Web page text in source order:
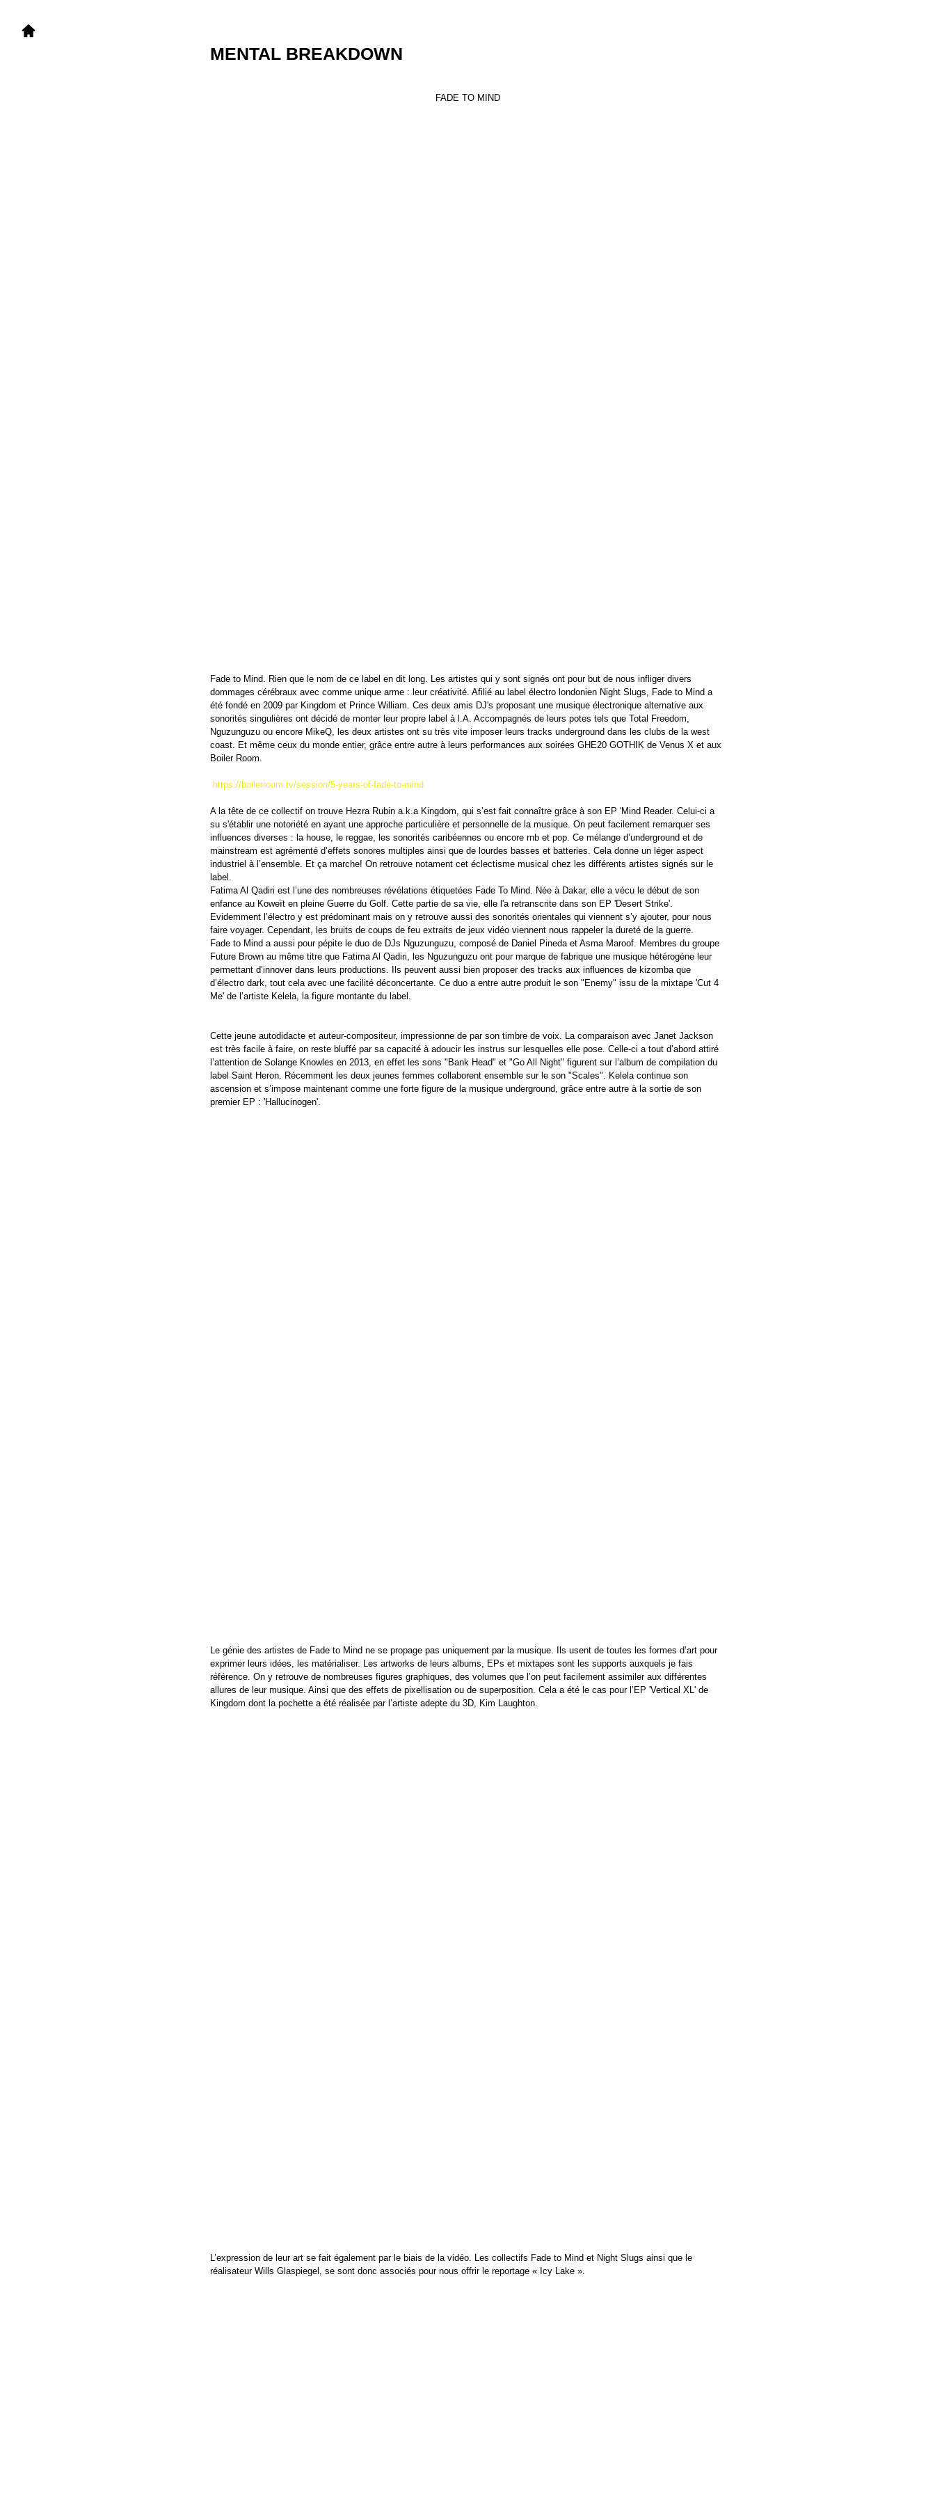
MENTAL BREAKDOWN
FADE TO MIND
Fade to Mind. Rien que le nom de ce label en dit long. Les artistes qui y sont signés ont pour but de nous infliger divers
dommages cérébraux avec comme unique arme : leur créativité. Afilié au label électro londonien Night Slugs, Fade to Mind a
été fondé en 2009 par Kingdom et Prince William. Ces deux amis DJ's proposant une musique électronique alternative aux
sonorités singulières ont décidé de monter leur propre label à l.A. Accompagnés de leurs potes tels que Total Freedom,
Nguzunguzu ou encore MikeQ, les deux artistes ont su très vite imposer leurs tracks underground dans les clubs de la west
coast. Et même ceux du monde entier, grâce entre autre à leurs performances aux soirées GHE20 GOTHIK de Venus X et aux
Boiler Room.
https://boilerroom.tv/session/5-years-of-fade-to-mind
A la tête de ce collectif on trouve Hezra Rubin a.k.a Kingdom, qui s’est fait connaître grâce à son EP 'Mind Reader. Celui-ci a
su s'établir une notoriété en ayant une approche particulière et personnelle de la musique. On peut facilement remarquer ses
influences diverses : la house, le reggae, les sonorités caribéennes ou encore rnb et pop. Ce mélange d’underground et de
mainstream est agrémenté d’effets sonores multiples ainsi que de lourdes basses et batteries. Cela donne un léger aspect
industriel à l’ensemble. Et ça marche! On retrouve notament cet éclectisme musical chez les différents artistes signés sur le
label.
Fatima Al Qadiri est l’une des nombreuses révélations étiquetées Fade To Mind. Née à Dakar, elle a vécu le début de son
enfance au Koweït en pleine Guerre du Golf. Cette partie de sa vie, elle l'a retranscrite dans son EP 'Desert Strike'.
Evidemment l’électro y est prédominant mais on y retrouve aussi des sonorités orientales qui viennent s’y ajouter, pour nous
faire voyager. Cependant, les bruits de coups de feu extraits de jeux vidéo viennent nous rappeler la dureté de la guerre.
Fade to Mind a aussi pour pépite le duo de DJs Nguzunguzu, composé de Daniel Pineda et Asma Maroof. Membres du groupe
Future Brown au même titre que Fatima Al Qadiri, les Nguzunguzu ont pour marque de fabrique une musique hétérogène leur
permettant d’innover dans leurs productions. Ils peuvent aussi bien proposer des tracks aux influences de kizomba que
d’électro dark, tout cela avec une facilité déconcertante. Ce duo a entre autre produit le son "Enemy" issu de la mixtape 'Cut 4
Me' de l’artiste Kelela, la figure montante du label.
Cette jeune autodidacte et auteur-compositeur, impressionne de par son timbre de voix. La comparaison avec Janet Jackson
est très facile à faire, on reste bluffé par sa capacité à adoucir les instrus sur lesquelles elle pose. Celle-ci a tout d’abord attiré
l’attention de Solange Knowles en 2013, en effet les sons "Bank Head" et "Go All Night" figurent sur l’album de compilation du
label Saint Heron. Récemment les deux jeunes femmes collaborent ensemble sur le son "Scales". Kelela continue son
ascension et s’impose maintenant comme une forte figure de la musique underground, grâce entre autre à la sortie de son
premier EP : 'Hallucinogen'.
Le génie des artistes de Fade to Mind ne se propage pas uniquement par la musique. Ils usent de toutes les formes d’art pour
exprimer leurs idées, les matérialiser. Les artworks de leurs albums, EPs et mixtapes sont les supports auxquels je fais
référence. On y retrouve de nombreuses figures graphiques, des volumes que l’on peut facilement assimiler aux différentes
allures de leur musique. Ainsi que des effets de pixellisation ou de superposition. Cela a été le cas pour l’EP 'Vertical XL' de
Kingdom dont la pochette a été réalisée par l’artiste adepte du 3D, Kim Laughton.
L’expression de leur art se fait également par le biais de la vidéo. Les collectifs Fade to Mind et Night Slugs ainsi que le
réalisateur Wills Glaspiegel, se sont donc associés pour nous offrir le reportage « Icy Lake ».